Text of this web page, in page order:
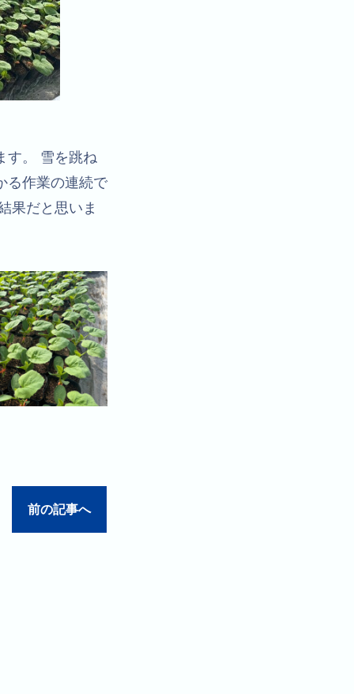
す。 雪を跳ね
る作業の連続で
果だと思いま
前の記事へ